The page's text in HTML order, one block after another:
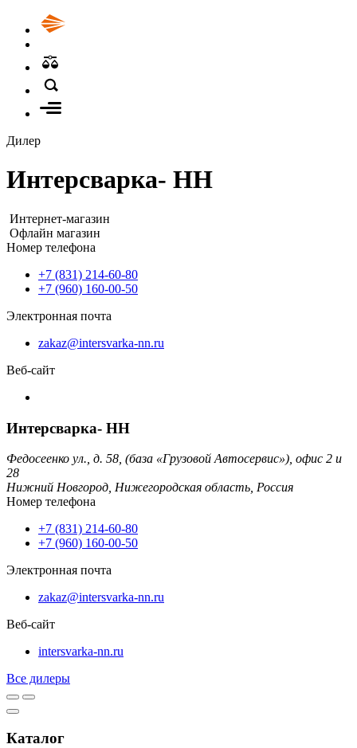
Дилер
Интерсварка- НН
Интернет-магазин
Офлайн магазин
Номер телефона
+7 (831) 214-60-80
+7 (960) 160-00-50
Электронная почта
zakaz@intersvarka-nn.ru
Веб-сайт
Интерсварка- НН
Федосеенко ул., д. 58, (база «Грузовой Автосервис»), офис 2 и
28
Нижний Новгород, Нижегородская область, Россия
Номер телефона
+7 (831) 214-60-80
+7 (960) 160-00-50
Электронная почта
zakaz@intersvarka-nn.ru
Веб-сайт
intersvarka-nn.ru
Все дилеры
Каталог